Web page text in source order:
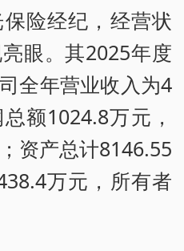
险经纪，经营状
眼。其2025年度
全年营业收入为4
额1024.8万元，
资产总计8146.55
万元，所有者